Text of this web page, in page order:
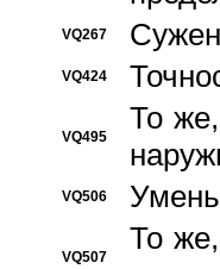
VQ267
VQ424
VQ495
То
VQ506
VQ507
То